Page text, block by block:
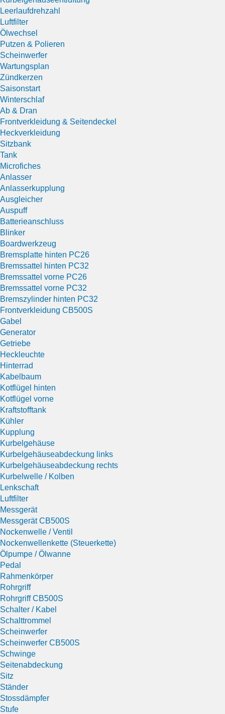
Leerlaufdrehzahl
Luftfilter
Ölwechsel
Putzen & Polieren
Scheinwerfer
Wartungsplan
Zündkerzen
Saisonstart
Winterschlaf
Ab & Dran
Frontverkleidung & Seitendeckel
Heckverkleidung
Sitzbank
Tank
Microfiches
Anlasser
Anlasserkupplung
Ausgleicher
Auspuff
Batterieanschluss
Blinker
Boardwerkzeug
Bremsplatte hinten PC26
Bremssattel hinten PC32
Bremssattel vorne PC26
Bremssattel vorne PC32
Bremszylinder hinten PC32
Frontverkleidung CB500S
Gabel
Generator
Getriebe
Heckleuchte
Hinterrad
Kabelbaum
Kotflügel hinten
Kotflügel vorne
Kraftstofftank
Kühler
Kupplung
Kurbelgehäuse
Kurbelgehäuseabdeckung links
Kurbelgehäuseabdeckung rechts
Kurbelwelle / Kolben
Lenkschaft
Luftfilter
Messgerät
Messgerät CB500S
Nockenwelle / Ventil
Nockenwellenkette (Steuerkette)
Ölpumpe / Ölwanne
Pedal
Rahmenkörper
Rohrgriff
Rohrgriff CB500S
Schalter / Kabel
Schalttrommel
Scheinwerfer
Scheinwerfer CB500S
Schwinge
Seitenabdeckung
Sitz
Ständer
Stossdämpfer
Stufe